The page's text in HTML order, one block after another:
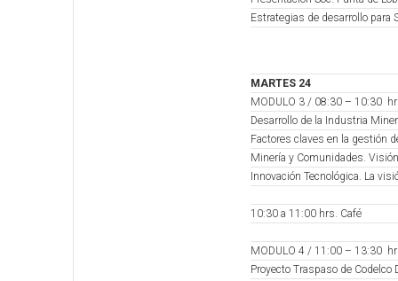
Estrategias de desarrollo para
MARTES 24
MODULO 3 / 08:30 – 10:30
Desarrollo de la Industria
Factores claves en la gestión
Minería y Comunidades.
Innovación Tecnológica. La
10:30 a 11:00 hrs. Café
MODULO 4 / 11:00 – 13:30
Proyecto Traspaso de